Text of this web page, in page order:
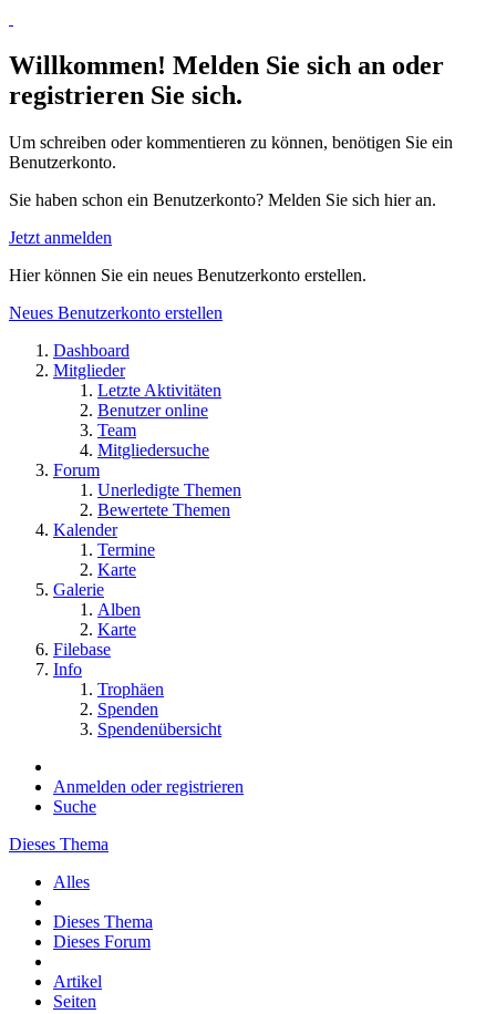
Willkommen! Melden Sie sich an oder
registrieren Sie sich.
Um schreiben oder kommentieren zu können, benötigen Sie ein
Benutzerkonto.
Sie haben schon ein Benutzerkonto? Melden Sie sich hier an.
Jetzt anmelden
Hier können Sie ein neues Benutzerkonto erstellen.
Neues Benutzerkonto erstellen
Dashboard
Mitglieder
Letzte Aktivitäten
Benutzer online
Team
Mitgliedersuche
Forum
Unerledigte Themen
Bewertete Themen
Kalender
Termine
Karte
Galerie
Alben
Karte
Filebase
Info
Trophäen
Spenden
Spendenübersicht
Anmelden oder registrieren
Suche
Dieses Thema
Alles
Dieses Thema
Dieses Forum
Artikel
Seiten